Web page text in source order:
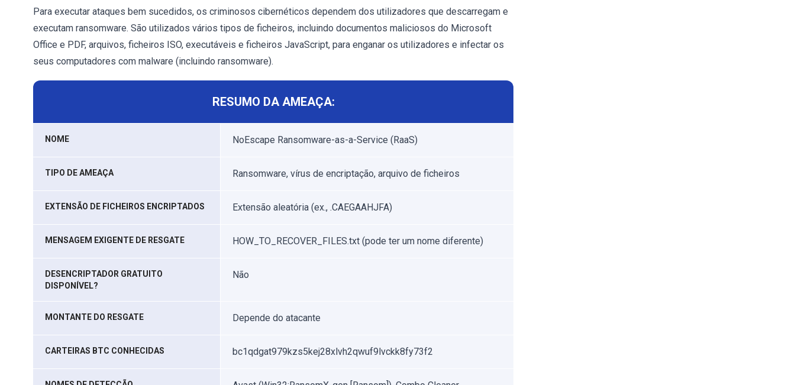
Para executar ataques bem sucedidos, os criminosos cibernéticos dependem dos utilizadores que descarregam e
executam ransomware. São utilizados vários tipos de ficheiros, incluindo documentos maliciosos do Microsoft
Office e PDF, arquivos, ficheiros ISO, executáveis e ficheiros JavaScript, para enganar os utilizadores e infectar os
seus computadores com malware (incluindo ransomware).
RESUMO DA AMEAÇA:
NOME NoEscape Ransomware-as-a-Service (RaaS)
TIPO DE AMEAÇA Ransomware, vírus de encriptação, arquivo de ficheiros
EXTENSÃO DE FICHEIROS ENCRIPTADOS Extensão aleatória (ex., .CAEGAAHJFA)
MENSAGEM EXIGENTE DE RESGATE HOW_TO_RECOVER_FILES.txt (pode ter um nome diferente)
DESENCRIPTADOR GRATUITO
DISPONÍVEL?
Não
MONTANTE DO RESGATE Depende do atacante
CARTEIRAS BTC CONHECIDAS bc1qdgat979kzs5kej28xlvh2qwuf9lvckk8fy73f2